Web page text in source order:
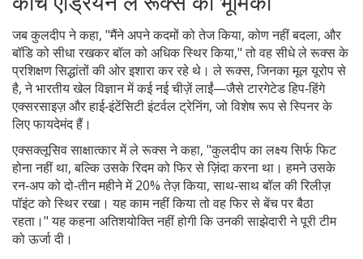
जब कुलदीप ने कहा, "मैंने अपने कदमों को तेज किया, कोण नहीं बदला, और
बॉडि को सीधा रखकर बॉल को अधिक स्थिर किया," तो वह सीधे ले रूक्स के
प्रशिक्षण सिद्धांतों की ओर इशारा कर रहे थे। ले रूक्स, जिनका मूल यूरोप से
है, ने भारतीय खेल विज्ञान में कई नई चीज़ें लाईं—जैसे टारगेटेड हिप‑हिंगे
एक्सरसाइज़ और हाई‑इंटेंसिटी इंटर्वल ट्रेनिंग, जो विशेष रूप से स्पिनर के
लिए फायदेमंद हैं।
एक्सक्लूसिव साक्षात्कार में ले रूक्स ने कहा, "कुलदीप का लक्ष्य सिर्फ फिट
होना नहीं था, बल्कि उसके रिदम को फिर से ज़िंदा करना था। हमने उसके
रन‑अप को दो‑तीन महीने में 20% तेज़ किया, साथ‑साथ बॉल की रिलीज़
पॉइंट को स्थिर रखा। यह काम नहीं किया तो वह फिर से बेंच पर बैठा
रहता।" यह कहना अतिशयोक्ति नहीं होगी कि उनकी साझेदारी ने पूरी टीम
को ऊर्जा दी।